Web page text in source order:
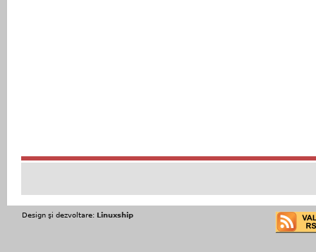
Design şi dezvoltare: Linuxship